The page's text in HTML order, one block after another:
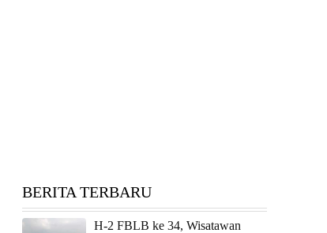
BERITA TERBARU
H-2 FBLB ke 34, Wisatawan